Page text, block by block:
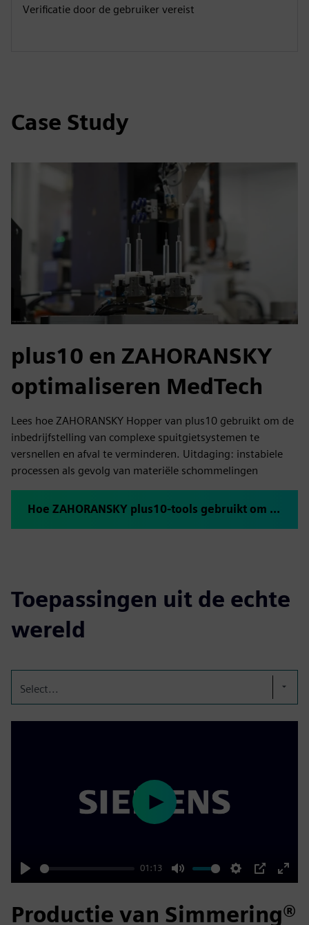
Verificatie door de gebruiker vereist
Case Study
plus10 en ZAHORANSKY
optimaliseren MedTech
Lees hoe ZAHORANSKY Hopper van plus10 gebruikt om de
inbedrijfstelling van complexe spuitgietsystemen te
versnellen en afval te verminderen. Uitdaging: instabiele
processen als gevolg van materiële schommelingen
Hoe ZAHORANSKY plus10-tools gebruikt om snel op te starten
Toepassingen uit de echte
wereld
Select...
Play
01:13
Mute Settings
PIP
Enter
Play
Productie van Simmering®